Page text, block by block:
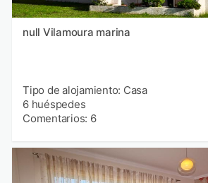
null Vilamoura marina
Tipo de alojamiento: Casa
6 huéspedes
Comentarios: 6